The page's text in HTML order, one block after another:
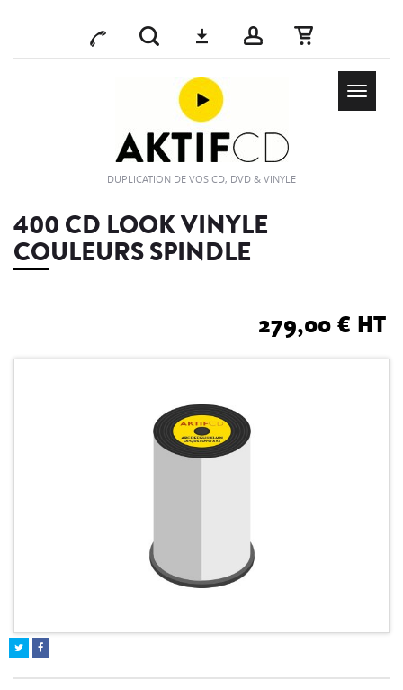
DUPLICATION DE VOS CD, DVD & VINYLE
Toggle
400 CD LOOK VINYLE
COULEURS SPINDLE
279,00 € HT